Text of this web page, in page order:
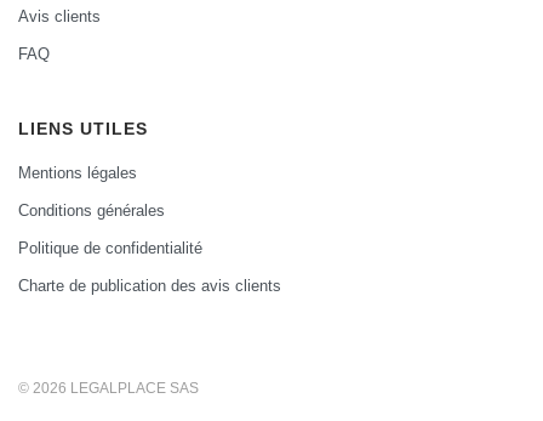
Avis clients
FAQ
LIENS UTILES
Mentions légales
Conditions générales
Politique de confidentialité
Charte de publication des avis clients
© 2026 LEGALPLACE SAS